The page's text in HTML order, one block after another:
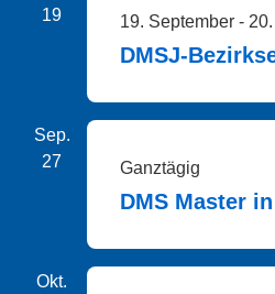
19
19. September -
DMSJ-
Sep.
27
Ganztägig
DMS Master
Okt.